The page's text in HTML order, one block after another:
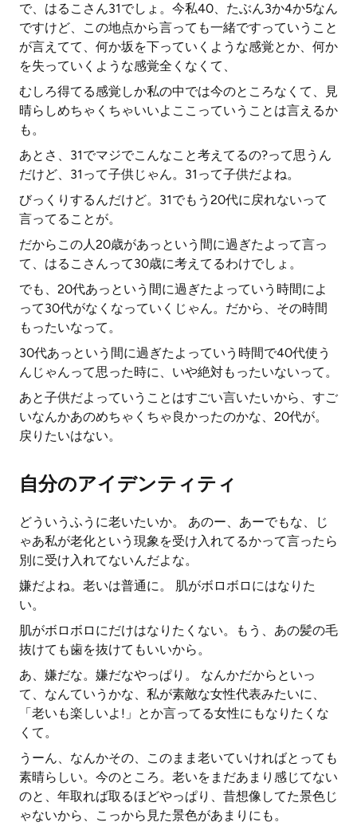
で、はるこさん31でしょ。今私40、たぶん3か4か5なん
ですけど、この地点から言っても一緒ですっていうこと
が言えてて、何か坂を下っていくような感覚とか、何か
を失っていくような感覚全くなくて、
むしろ得てる感覚しか私の中では今のところなくて、見
晴らしめちゃくちゃいいよここっていうことは言えるか
も。
あとさ、31でマジでこんなこと考えてるの?って思うん
だけど、31って子供じゃん。31って子供だよね。
びっくりするんだけど。31でもう20代に戻れないって
言ってることが。
だからこの人20歳があっという間に過ぎたよって言っ
て、はるこさんって30歳に考えてるわけでしょ。
でも、20代あっという間に過ぎたよっていう時間によ
って30代がなくなっていくじゃん。だから、その時間
もったいなって。
30代あっという間に過ぎたよっていう時間で40代使う
んじゃんって思った時に、いや絶対もったいないって。
あと子供だよっていうことはすごい言いたいから、すご
いなんかあのめちゃくちゃ良かったのかな、20代が。
戻りたいはない。
自分のアイデンティティ
どういうふうに老いたいか。 あのー、あーでもな、じ
ゃあ私が老化という現象を受け入れてるかって言ったら
別に受け入れてないんだよな。
嫌だよね。老いは普通に。 肌がボロボロにはなりた
い。
肌がボロボロにだけはなりたくない。もう、あの髪の毛
抜けても歯を抜けてもいいから。
あ、嫌だな。嫌だなやっぱり。 なんかだからといっ
て、なんていうかな、私が素敵な女性代表みたいに、
「老いも楽しいよ!」とか言ってる女性にもなりたくな
くて。
うーん、なんかその、このまま老いていければとっても
素晴らしい。今のところ。老いをまだあまり感じてない
のと、年取れば取るほどやっぱり、昔想像してた景色じ
ゃないから、こっから見た景色があまりにも。